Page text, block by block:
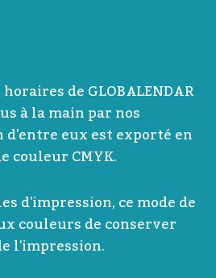
de GLOBALENDAR
à la main par nos
d'entre eux est exporté en
couleur CMYK.
d'impression, ce mode de
couleurs de conserver
l'impression.